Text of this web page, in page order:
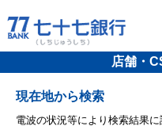
店舗・
現在地から検索
電波の状況等により検索結果に